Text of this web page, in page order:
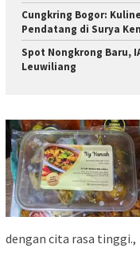
Cungkring Bogor:
Pendatang di Surya
Spot Nongkrong Baru,
Leuwiliang
dengan cita rasa tinggi.,